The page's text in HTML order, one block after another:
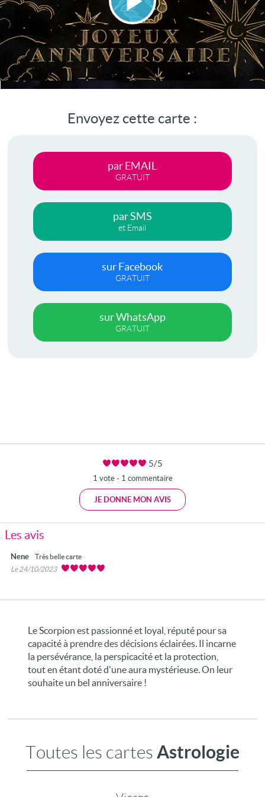
Lire
la
vidéo
Envoyez cette carte :
par EMAIL
GRATUIT
par SMS
et Email
sur Facebook
GRATUIT
sur WhatsApp
GRATUIT
5/5
1 vote - 1 commentaire
JE DONNE MON AVIS
Les avis
Nene
Très belle carte
Le 24/10/2023
Le Scorpion est passionné et loyal, réputé pour sa
capacité à prendre des décisions éclairées. Il incarne
la persévérance, la perspicacité et la protection,
tout en étant doté d'une aura mystérieuse. On leur
souhaite un bel anniversaire !
Toutes les cartes Astrologie